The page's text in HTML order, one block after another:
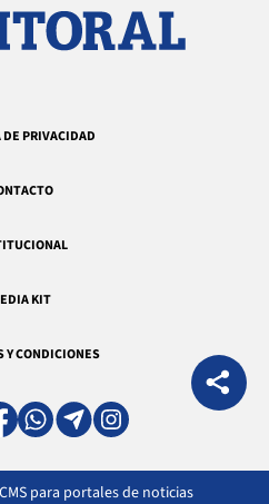
PRIVACIDAD
KIT
Y CONDICIONES
CMS para portales de noticias